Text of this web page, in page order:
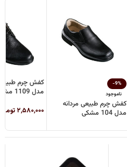
-9%
ناموجود
کفش چرم طبیعی مردانه
مدل 104 مشکی
کفش چرم طبیعی
مدل 1109 مشکی
۲,۵۸۰,۰۰۰تومان